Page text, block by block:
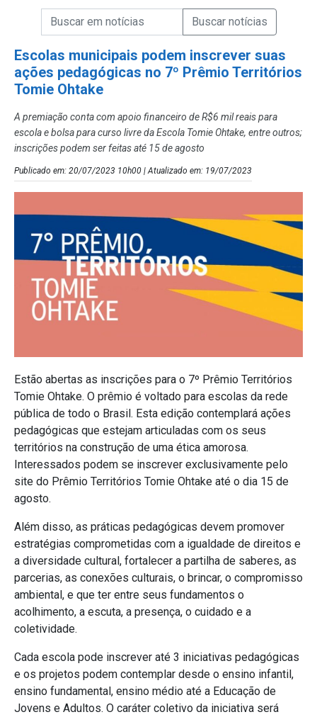
Campo de Busca de Notícias
Campo de Busca de informaçõesEnviar a Busca de Notícias
Escolas municipais podem inscrever suas
ações pedagógicas no 7º Prêmio Territórios
Tomie Ohtake
A premiação conta com apoio financeiro de R$6 mil reais para
escola e bolsa para curso livre da Escola Tomie Ohtake, entre outros;
inscrições podem ser feitas até 15 de agosto
Publicado em: 20/07/2023 10h00 | Atualizado em: 19/07/2023
Estão abertas as inscrições para o 7º Prêmio Territórios
Tomie Ohtake. O prêmio é voltado para escolas da rede
pública de todo o Brasil. Esta edição contemplará ações
pedagógicas que estejam articuladas com os seus
territórios na construção de uma ética amorosa.
Interessados podem se inscrever exclusivamente pelo
site do Prêmio Territórios Tomie Ohtake até o dia 15 de
agosto.
Além disso, as práticas pedagógicas devem promover
estratégias comprometidas com a igualdade de direitos e
a diversidade cultural, fortalecer a partilha de saberes, as
parcerias, as conexões culturais, o brincar, o compromisso
ambiental, e que ter entre seus fundamentos o
acolhimento, a escuta, a presença, o cuidado e a
coletividade.
Cada escola pode inscrever até 3 iniciativas pedagógicas
e os projetos podem contemplar desde o ensino infantil,
ensino fundamental, ensino médio até a Educação de
Jovens e Adultos. O caráter coletivo da iniciativa será